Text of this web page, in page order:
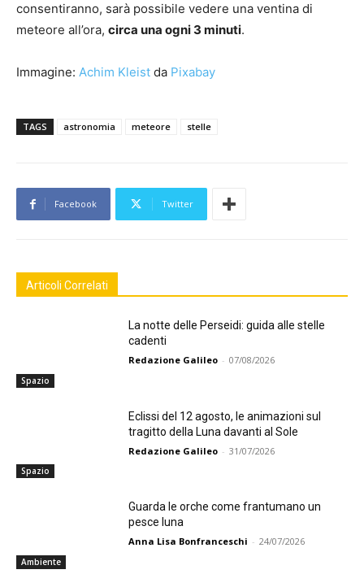
consentiranno, sarà possibile vedere una ventina di
meteore all’ora, circa una ogni 3 minuti.
Immagine: Achim Kleist da Pixabay
TAGS astronomia meteore stelle
Facebook Twitter
Articoli Correlati
Spazio
La notte delle Perseidi: guida alle stelle
cadenti
Redazione Galileo - 07/08/2026
Spazio
Eclissi del 12 agosto, le animazioni sul
tragitto della Luna davanti al Sole
Redazione Galileo - 31/07/2026
Ambiente
Guarda le orche come frantumano un
pesce luna
Anna Lisa Bonfranceschi - 24/07/2026